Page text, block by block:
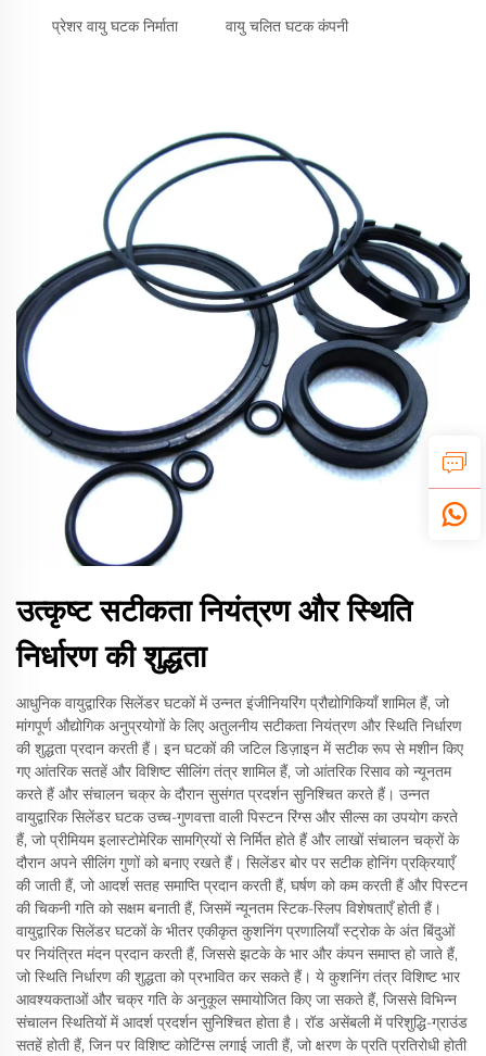
प्रेशर वायु घटक निर्माता वायु चलित घटक कंपनी
उत्कृष्ट सटीकता नियंत्रण और स्थिति
निर्धारण की शुद्धता
आधुनिक वायुद्वारिक सिलेंडर घटकों में उन्नत इंजीनियरिंग प्रौद्योगिकियाँ शामिल हैं, जो
मांगपूर्ण औद्योगिक अनुप्रयोगों के लिए अतुलनीय सटीकता नियंत्रण और स्थिति निर्धारण
की शुद्धता प्रदान करती हैं। इन घटकों की जटिल डिज़ाइन में सटीक रूप से मशीन किए
गए आंतरिक सतहें और विशिष्ट सीलिंग तंत्र शामिल हैं, जो आंतरिक रिसाव को न्यूनतम
करते हैं और संचालन चक्र के दौरान सुसंगत प्रदर्शन सुनिश्चित करते हैं। उन्नत
वायुद्वारिक सिलेंडर घटक उच्च-गुणवत्ता वाली पिस्टन रिंग्स और सील्स का उपयोग करते
हैं, जो प्रीमियम इलास्टोमेरिक सामग्रियों से निर्मित होते हैं और लाखों संचालन चक्रों के
दौरान अपने सीलिंग गुणों को बनाए रखते हैं। सिलेंडर बोर पर सटीक होनिंग प्रक्रियाएँ
की जाती हैं, जो आदर्श सतह समाप्ति प्रदान करती हैं, घर्षण को कम करती हैं और पिस्टन
की चिकनी गति को सक्षम बनाती हैं, जिसमें न्यूनतम स्टिक-स्लिप विशेषताएँ होती हैं।
वायुद्वारिक सिलेंडर घटकों के भीतर एकीकृत कुशनिंग प्रणालियाँ स्ट्रोक के अंत बिंदुओं
पर नियंत्रित मंदन प्रदान करती हैं, जिससे झटके के भार और कंपन समाप्त हो जाते हैं,
जो स्थिति निर्धारण की शुद्धता को प्रभावित कर सकते हैं। ये कुशनिंग तंत्र विशिष्ट भार
आवश्यकताओं और चक्र गति के अनुकूल समायोजित किए जा सकते हैं, जिससे विभिन्न
संचालन स्थितियों में आदर्श प्रदर्शन सुनिश्चित होता है। रॉड असेंबली में परिशुद्धि-ग्राउंड
सतहें होती हैं, जिन पर विशिष्ट कोटिंग्स लगाई जाती हैं, जो क्षरण के प्रति प्रतिरोधी होती